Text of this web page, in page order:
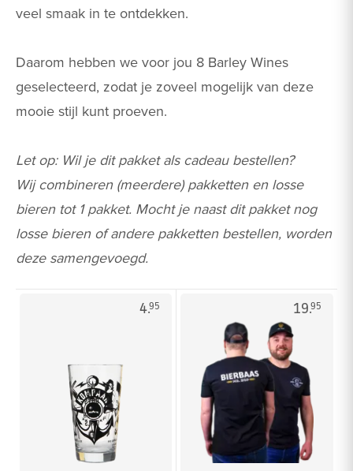
veel smaak in te ontdekken.
Daarom hebben we voor jou 8 Barley Wines
geselecteerd, zodat je zoveel mogelijk van deze
mooie stijl kunt proeven.
Let op: Wil je dit pakket als cadeau bestellen?
Wij combineren (meerdere) pakketten en losse
bieren tot 1 pakket. Mocht je naast dit pakket nog
losse bieren of andere pakketten bestellen, worden
deze samengevoegd.
4.95 19.95